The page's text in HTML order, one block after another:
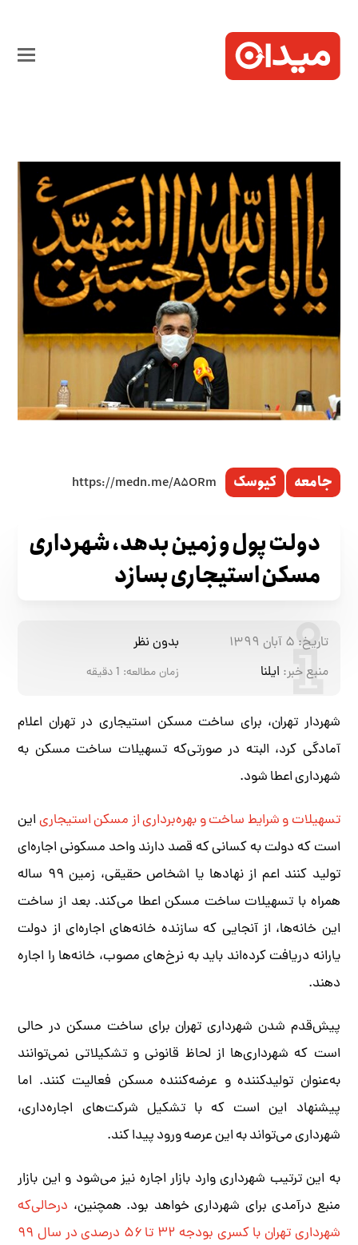
جامعه کیوسک
دولت پول و زمین بدهد، شهرداری
مسکن استیجاری بسازد
تاریخ: ۵ آبان ۱۳۹۹
بدون نظر
منبع خبر: ایلنا زمان مطالعه: 1دقیقه
شهردار تهران، برای ساخت مسکن استیجاری در تهران اعلام
آمادگی کرد، البته در صورتی‌که تسهیلات ساخت مسکن به
شهرداری اعطا شود.
تسهیلات و شرایط ساخت و بهره‌برداری از مسکن استیجاریاین
است که دولت به کسانی که قصد دارند واحد مسکونی اجاره‌ای
تولید کنند اعم از نهادها یا اشخاص حقیقی، زمین ۹۹ ساله
همراه با تسهیلات ساخت مسکن اعطا می‌کند. بعد از ساخت
این خانه‌ها، از آنجایی که سازنده خانه‌های اجاره‌ای از دولت
یارانه دریافت کرده‌اند باید به نرخ‌های مصوب، خانه‌ها را اجاره
دهند.
پیش‌قدم شدن شهرداری تهران برای ساخت مسکن در حالی
است که شهرداری‌ها از لحاظ قانونی و تشکیلاتی نمی‌توانند
به‌عنوان تولیدکننده و عرضه‌کننده مسکن فعالیت کنند. اما
پیشنهاد این است که با تشکیل شرکت‌های اجاره‌داری،
شهرداری می‌تواند به این عرصه ورود پیدا کند.
به این ترتیب شهرداری وارد بازار اجاره نیز می‌شود و این بازار
منبع درآمدی برای شهرداری خواهد بود. همچنین، درحالی‌که
شهرداری تهران با کسری بودجه ۳۲ تا ۵۶ درصدی در سال ۹۹